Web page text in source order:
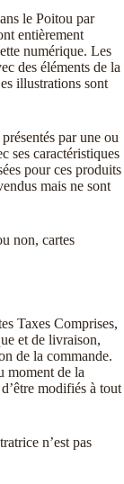
le Poitou par
entièrement
numérique. Les
des éléments de la
illustrations sont
par une ou
ses caractéristiques
pour ces produits
mais ne sont
non, cartes
Taxes Comprises,
et de livraison,
de la commande.
moment de la
modifiés à tout
n’est pas